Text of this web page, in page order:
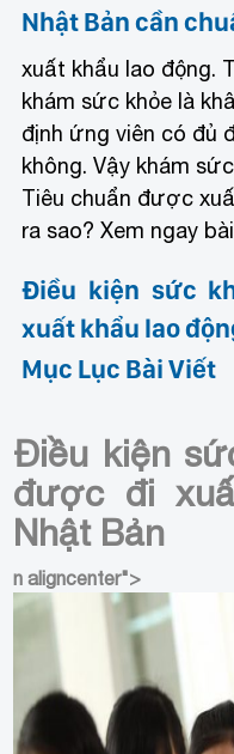
Nhật Bản cần
xuất khẩu lao động.
khám sức khỏe là
định ứng viên có đủ
không. Vậy khám
Tiêu chuẩn được
ra sao? Xem ngay
Điều kiện sức
xuất khẩu lao
Mục Lục Bài Viết
Điều kiện
được đi
Nhật Bản
n aligncenter">